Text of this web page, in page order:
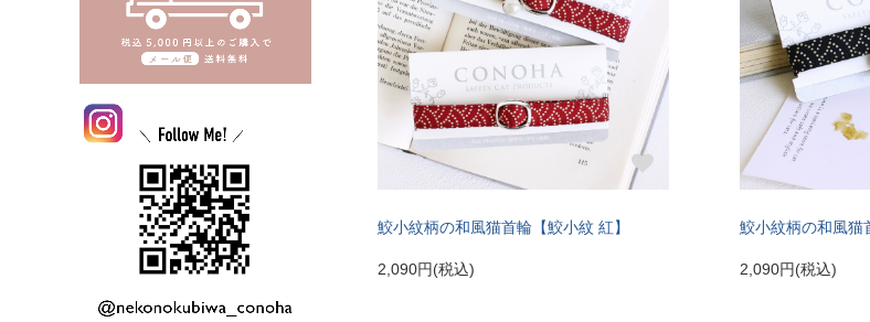
鮫小紋柄の和風猫首輪【鮫小紋 紅】
2,090円(税込)
鮫小紋柄の和風猫
2,090円(税込)